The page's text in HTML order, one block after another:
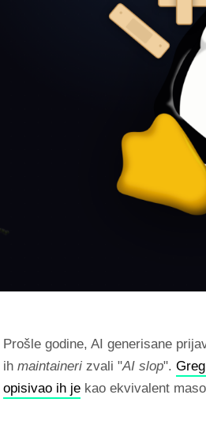
Prošle godine, AI generisane
ih maintaineri zvali "AI slop".
opisivao ih je kao ekvivalent